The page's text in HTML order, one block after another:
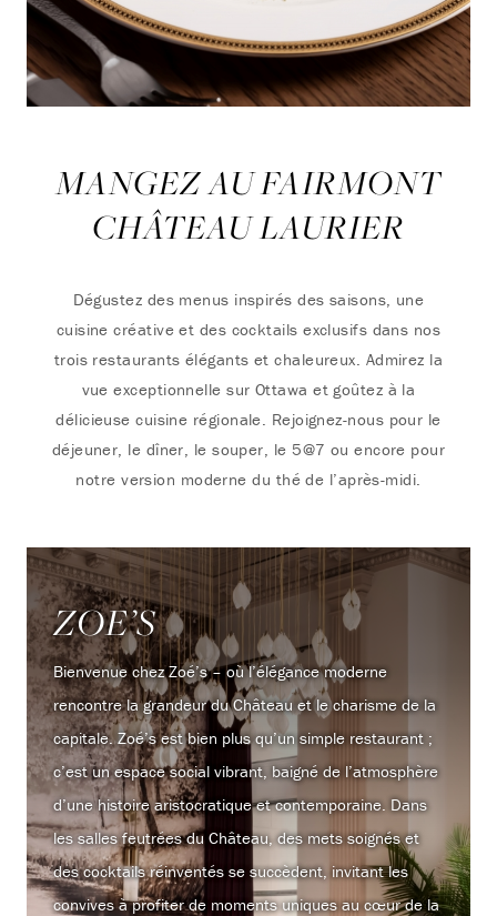
MANGEZ AU FAIRMONT
CHÂTEAU LAURIER
Dégustez des menus inspirés des saisons, une
cuisine créative et des cocktails exclusifs dans nos
trois restaurants élégants et chaleureux. Admirez la
vue exceptionnelle sur Ottawa et goûtez à la
délicieuse cuisine régionale. Rejoignez-nous pour le
déjeuner, le dîner, le souper, le 5@7 ou encore pour
notre version moderne du thé de l’après-midi.
ZOE’S
Bienvenue chez Zoé’s – où l’élégance moderne
rencontre la grandeur du Château et le charisme de la
capitale.Zoé’s est bien plus qu’un simple restaurant ;
c’est un espace social vibrant, baigné de l’atmosphère
d’une histoire aristocratique et contemporaine. Dans
les salles feutrées du Château, des mets soignés et
des cocktails réinventés se succèdent, invitant les
convives à profiter de moments uniques au cœur de la